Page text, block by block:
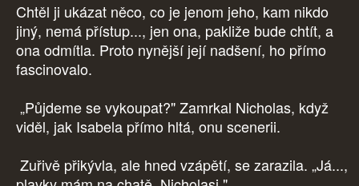
Chtěl ji ukázat něco, co je jenom jeho, kam nikdo
jiný, nemá přístup..., jen ona, pakliže bude chtít, a
ona odmítla. Proto nynější její nadšení, ho přímo
fascinovalo.
„Půjdeme se vykoupat?" Zamrkal Nicholas, když
viděl, jak Isabela přímo hltá, onu scenerii.
Zuřivě přikývla, ale hned vzápětí, se zarazila. „Já...,